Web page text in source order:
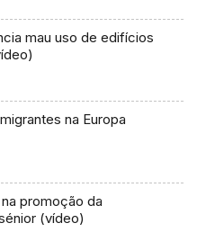
mau uso de edifícios
na Europa
promoção da
(vídeo)